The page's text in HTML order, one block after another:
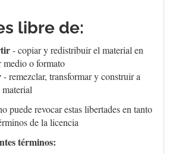
libre de:
- copiar y redistribuir el material en
medio o formato
- remezclar, transformar y construir a
puede revocar estas libertades en tanto
de la licencia
términos: